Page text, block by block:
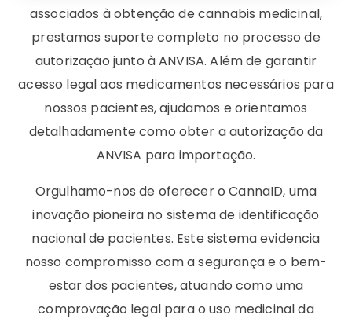
associados à obtenção de cannabis medicinal,
prestamos suporte completo no processo de
autorização junto à ANVISA. Além de garantir
acesso legal aos medicamentos necessários para
nossos pacientes, ajudamos e orientamos
detalhadamente como obter a autorização da
ANVISA para importação.
Orgulhamo-nos de oferecer o CannaID, uma
inovação pioneira no sistema de identificação
nacional de pacientes. Este sistema evidencia
nosso compromisso com a segurança e o bem-
estar dos pacientes, atuando como uma
comprovação legal para o uso medicinal da